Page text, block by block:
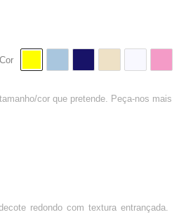
Cor
cor que pretende. Peça-nos mais
redondo com textura entrançada.